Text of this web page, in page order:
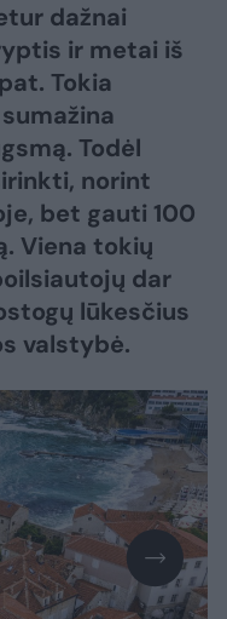
dažnai
ir metai iš
Tokia
Todėl
norint
bet gauti 100
Viena tokių
dar
lūkesčius
valstybė.